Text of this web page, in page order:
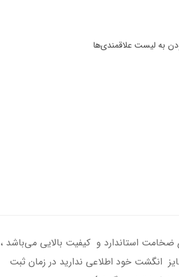
انگشتر از نقره اصل با عیار بین المللی 925 ساخته شده و دارای ضخامت استاندارد و کیفیت بالایی می‌باشد ،
انگشت خود اطلاعی ندارید در زمان ثبت